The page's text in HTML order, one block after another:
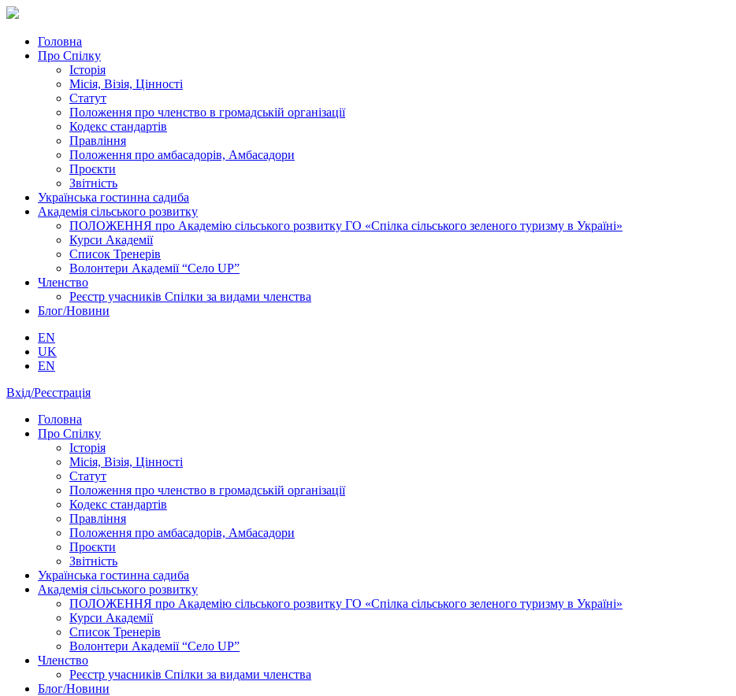
Головна
Про Спілку
Історія
Місія, Візія, Цінності
Статут
Положення про членство в громадській організації
Кодекс стандартів
Правління
Положення про амбасадорів, Амбасадори
Проєкти
Звітність
Українська гостинна садиба
Академія сільського розвитку
ПОЛОЖЕННЯ про Академію cільського розвитку ГО «Спілка сільського зеленого туризму в Україні»
Курси Академії
Список Тренерів
Волонтери Академії “Село UP”
Членство
Реєстр учасників Спілки за видами членства
Блог/Новини
EN
UK
EN
Вхід/Реєстрація
Головна
Про Спілку
Історія
Місія, Візія, Цінності
Статут
Положення про членство в громадській організації
Кодекс стандартів
Правління
Положення про амбасадорів, Амбасадори
Проєкти
Звітність
Українська гостинна садиба
Академія сільського розвитку
ПОЛОЖЕННЯ про Академію cільського розвитку ГО «Спілка сільського зеленого туризму в Україні»
Курси Академії
Список Тренерів
Волонтери Академії “Село UP”
Членство
Реєстр учасників Спілки за видами членства
Блог/Новини